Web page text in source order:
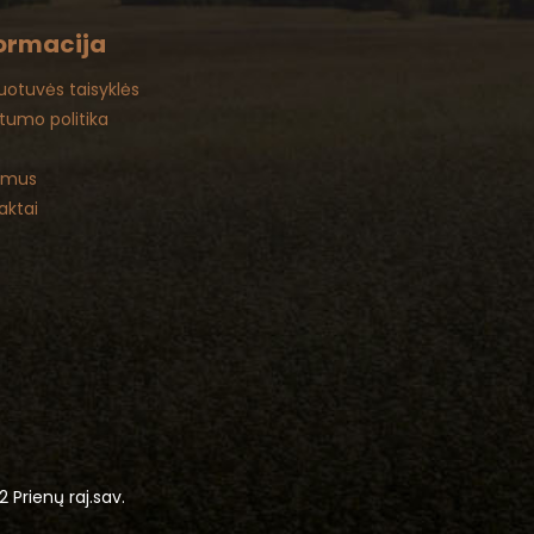
taisyklės
politika
Prienų raj.sav.